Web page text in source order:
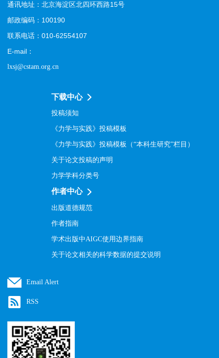
通讯地址：北京海淀区北四环西路15号
邮政编码：100190
联系电话：010-62554107
E-mail：
lxsj@cstam.org.cn
下载中心
投稿须知
《力学与实践》投稿模板
《力学与实践》投稿模板（“本科生研究”栏目）
关于论文投稿的声明
力学学科分类号
作者中心
出版道德规范
作者指南
学术出版中AIGC使用边界指南
关于论文相关的科学数据的提交说明
Email Alert
RSS